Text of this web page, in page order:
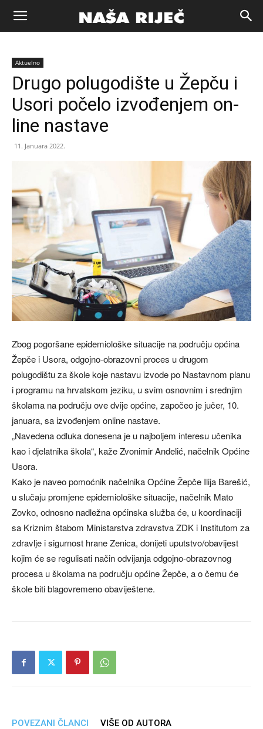
Naša
riječ
Zenica
Aktuelno
Drugo polugodište u Žepču i
Usori počelo izvođenjem on-
line nastave
11. Januara 2022.
Zbog pogoršane epidemiološke situacije na području općina
Žepče i Usora, odgojno-obrazovni proces u drugom
polugodištu za škole koje nastavu izvode po Nastavnom planu
i programu na hrvatskom jeziku, u svim osnovnim i srednjim
školama na području ove dvije općine, započeo je jučer, 10.
januara, sa izvođenjem online nastave.
„Navedena odluka donesena je u najboljem interesu učenika
kao i djelatnika škola“, kaže Zvonimir Anđelić, načelnik Općine
Usora.
Kako je naveo pomoćnik načelnika Općine Žepče Ilija Barešić,
u slučaju promjene epidemiološke situacije, načelnik Mato
Zovko, odnosno nadležna općinska služba će, u koordinaciji
sa Kriznim štabom Ministarstva zdravstva ZDK i Institutom za
zdravlje i sigurnost hrane Zenica, donijeti uputstvo/obavijest
kojim će se regulisati način odvijanja odgojno-obrazovnog
procesa u školama na području općine Žepče, a o čemu će
škole biti blagovremeno obaviještene.
POVEZANI ČLANCI VIŠE OD AUTORA